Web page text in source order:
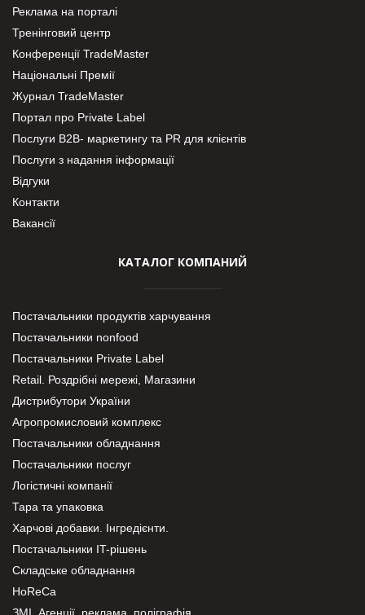
Реклама на порталі
Тренінговий центр
Конференції TradeMaster
Національні Премії
Журнал TradeMaster
Портал про Private Label
Послуги В2В- маркетингу та PR для клієнтів
Послуги з надання інформації
Відгуки
Контакти
Вакансії
КАТАЛОГ КОМПАНИЙ
Постачальники продуктів харчування
Постачальники nonfood
Постачальники Private Label
Retail. Роздрібні мережі, Магазини
Дистрибутори України
Агропромисловий комплекс
Постачальники обладнання
Постачальники послуг
Логістичні компанії
Тара та упаковка
Харчові добавки. Інгредієнти.
Постачальники IT-рішень
Складське обладнання
HoReCa
ЗМІ, Агенції, реклама, поліграфія